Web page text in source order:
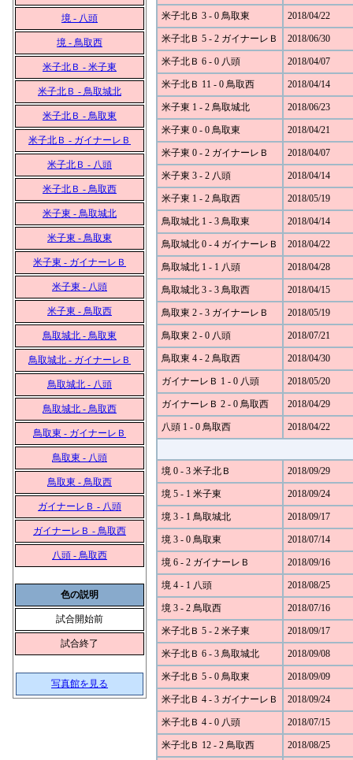
境 - 八頭
境 - 鳥取西
米子北Ｂ - 米子東
米子北Ｂ - 鳥取城北
米子北Ｂ - 鳥取東
米子北Ｂ - ガイナーレＢ
米子北Ｂ - 八頭
米子北Ｂ - 鳥取西
米子東 - 鳥取城北
米子東 - 鳥取東
米子東 - ガイナーレＢ
米子東 - 八頭
米子東 - 鳥取西
鳥取城北 - 鳥取東
鳥取城北 - ガイナーレＢ
鳥取城北 - 八頭
鳥取城北 - 鳥取西
鳥取東 - ガイナーレＢ
鳥取東 - 八頭
鳥取東 - 鳥取西
ガイナーレＢ - 八頭
ガイナーレＢ - 鳥取西
八頭 - 鳥取西
色の説明
試合開始前
試合終了
写真館を見る
米子北Ｂ 3 - 0 鳥取東 2018/04/22
米子北Ｂ 5 - 2 ガイナーレＢ 2018/06/30
米子北Ｂ 6 - 0 八頭 2018/04/07
米子北Ｂ 11 - 0 鳥取西 2018/04/14
米子東 1 - 2 鳥取城北 2018/06/23
米子東 0 - 0 鳥取東 2018/04/21
米子東 0 - 2 ガイナーレＢ 2018/04/07
米子東 3 - 2 八頭 2018/04/14
米子東 1 - 2 鳥取西 2018/05/19
鳥取城北 1 - 3 鳥取東 2018/04/14
鳥取城北 0 - 4 ガイナーレＢ 2018/04/22
鳥取城北 1 - 1 八頭 2018/04/28
鳥取城北 3 - 3 鳥取西 2018/04/15
鳥取東 2 - 3 ガイナーレＢ 2018/05/19
鳥取東 2 - 0 八頭 2018/07/21
鳥取東 4 - 2 鳥取西 2018/04/30
ガイナーレＢ 1 - 0 八頭 2018/05/20
ガイナーレＢ 2 - 0 鳥取西 2018/04/29
八頭 1 - 0 鳥取西 2018/04/22
境 0 - 3 米子北Ｂ 2018/09/29
境 5 - 1 米子東 2018/09/24
境 3 - 1 鳥取城北 2018/09/17
境 3 - 0 鳥取東 2018/07/14
境 6 - 2 ガイナーレＢ 2018/09/16
境 4 - 1 八頭 2018/08/25
境 3 - 2 鳥取西 2018/07/16
米子北Ｂ 5 - 2 米子東 2018/09/17
米子北Ｂ 6 - 3 鳥取城北 2018/09/08
米子北Ｂ 5 - 0 鳥取東 2018/09/09
米子北Ｂ 4 - 3 ガイナーレＢ 2018/09/24
米子北Ｂ 4 - 0 八頭 2018/07/15
米子北Ｂ 12 - 2 鳥取西 2018/08/25